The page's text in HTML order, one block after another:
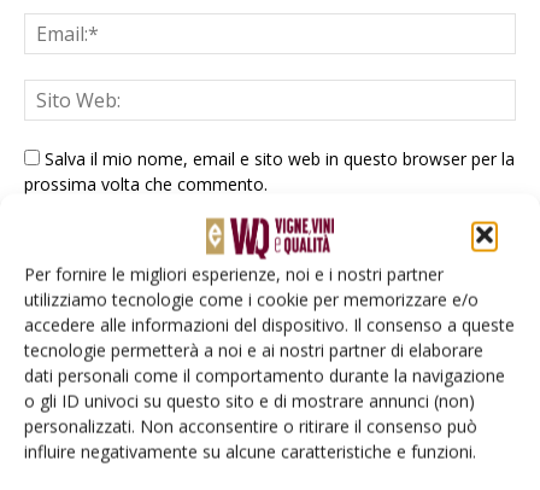
Per fornire le migliori esperienze, noi e i nostri partner
utilizziamo tecnologie come i cookie per memorizzare e/o
accedere alle informazioni del dispositivo. Il consenso a queste
tecnologie permetterà a noi e ai nostri partner di elaborare
dati personali come il comportamento durante la navigazione
o gli ID univoci su questo sito e di mostrare annunci (non)
personalizzati. Non acconsentire o ritirare il consenso può
influire negativamente su alcune caratteristiche e funzioni.
Salva il mio nome, email e sito web in questo browser per la
prossima volta che commento.
E-magazine
Tecniche, prodotti e servizi dalle aziende